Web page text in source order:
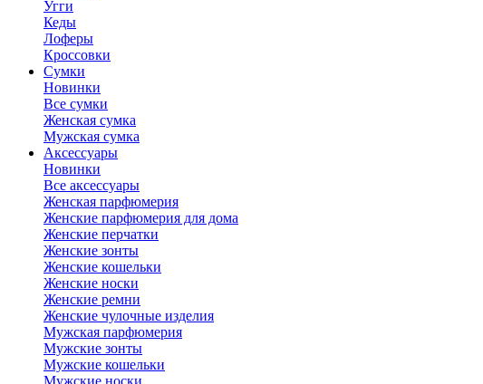
Угги
Кеды
Лоферы
Кроссовки
Сумки
Новинки
Все сумки
Женская сумка
Мужская сумка
Аксессуары
Новинки
Все аксессуары
Женская парфюмерия
Женские парфюмерия для дома
Женские перчатки
Женские зонты
Женские кошельки
Женские носки
Женские ремни
Женские чулочные изделия
Мужская парфюмерия
Мужские зонты
Мужские кошельки
Мужские носки